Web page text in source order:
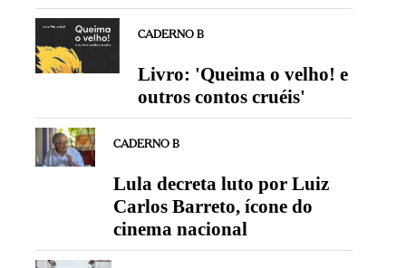
CADERNO B
Livro: 'Queima o velho! e
outros contos cruéis'
CADERNO B
Lula decreta luto por Luiz
Carlos Barreto, ícone do
cinema nacional